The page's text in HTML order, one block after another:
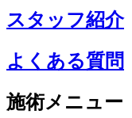
スタッフ紹介
よくある質問
施術メニュー